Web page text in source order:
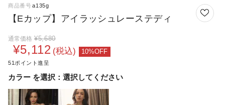
商品番号 a135g
【Eカップ】アイラッシュレーステディ
通常価格 ¥5,680
¥5,112 税込
51
カラー 選択してください